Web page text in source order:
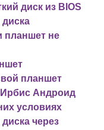
диск из BIOS
планшет не
планшет
Андроид
условиях
через